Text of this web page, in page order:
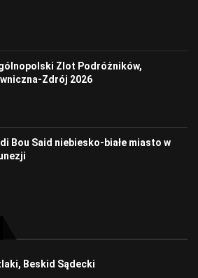
Zlot Podróżników,
Zdrój 2026
Bou Said niebiesko-białe miasto w
Beskid Sądecki